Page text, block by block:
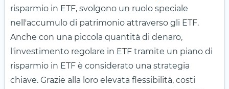
risparmio in ETF, svolgono un ruolo speciale
nell'accumulo di patrimonio attraverso gli ETF.
Anche con una piccola quantità di denaro,
l'investimento regolare in ETF tramite un piano di
risparmio in ETF è considerato una strategia
chiave. Grazie alla loro elevata flessibilità, costi